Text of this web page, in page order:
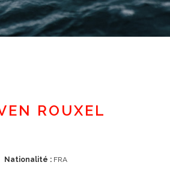
ROUXEL
Nationalité :FRA